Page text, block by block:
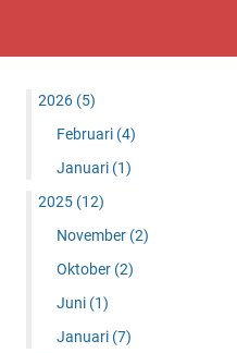
2026 (5)
Februari (4)
Januari (1)
2025 (12)
November (2)
Oktober (2)
Juni (1)
Januari (7)